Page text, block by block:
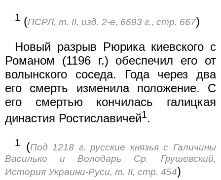
1 (ПСРЛ, т. II, изд. 2-е, 6693 г., стр. 667)
Новый разрыв Рюрика киевского с
Романом (1196 г.) обеспечил его от
волынского соседа. Года через два
его смерть изменила положение. С
его смертью кончилась галицкая
династия Ростиславичей1.
1 (Под 1218 г. русские князья с Галичины
Василько и Володарь Ср. Грушевский,
История Украини-Руси, т. II, стр. 454)